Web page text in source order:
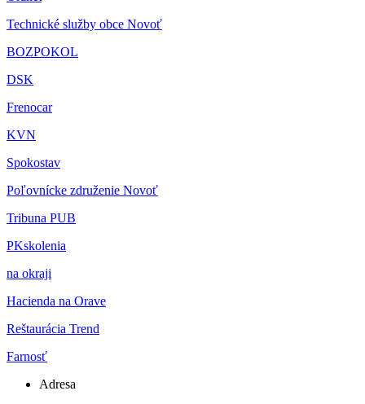
Technické služby obce Novoť
BOZPOKOL
DSK
Frenocar
KVN
Spokostav
Poľovnícke združenie Novoť
Tribuna PUB
PKskolenia
na okraji
Hacienda na Orave
Reštaurácia Trend
Farnosť
Adresa